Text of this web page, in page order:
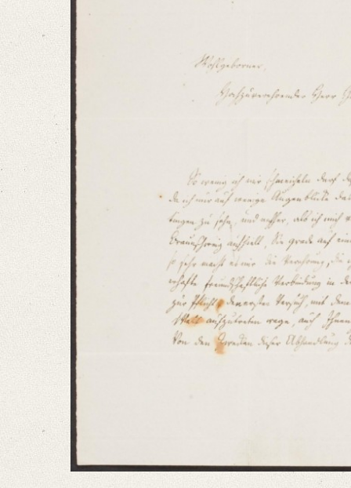
Wohlgebohrner
Hochzuverehrender Herr Hofrath!
So wenig ich mir schmeicheln darf daß Sie sich meiner noch erinnern
Manuscript
Provider: Wolfenbüttel, Herzog August Bibliothek
Classification Number: V 1406
Number of Pages: 2 S., hs. m. U.
Language